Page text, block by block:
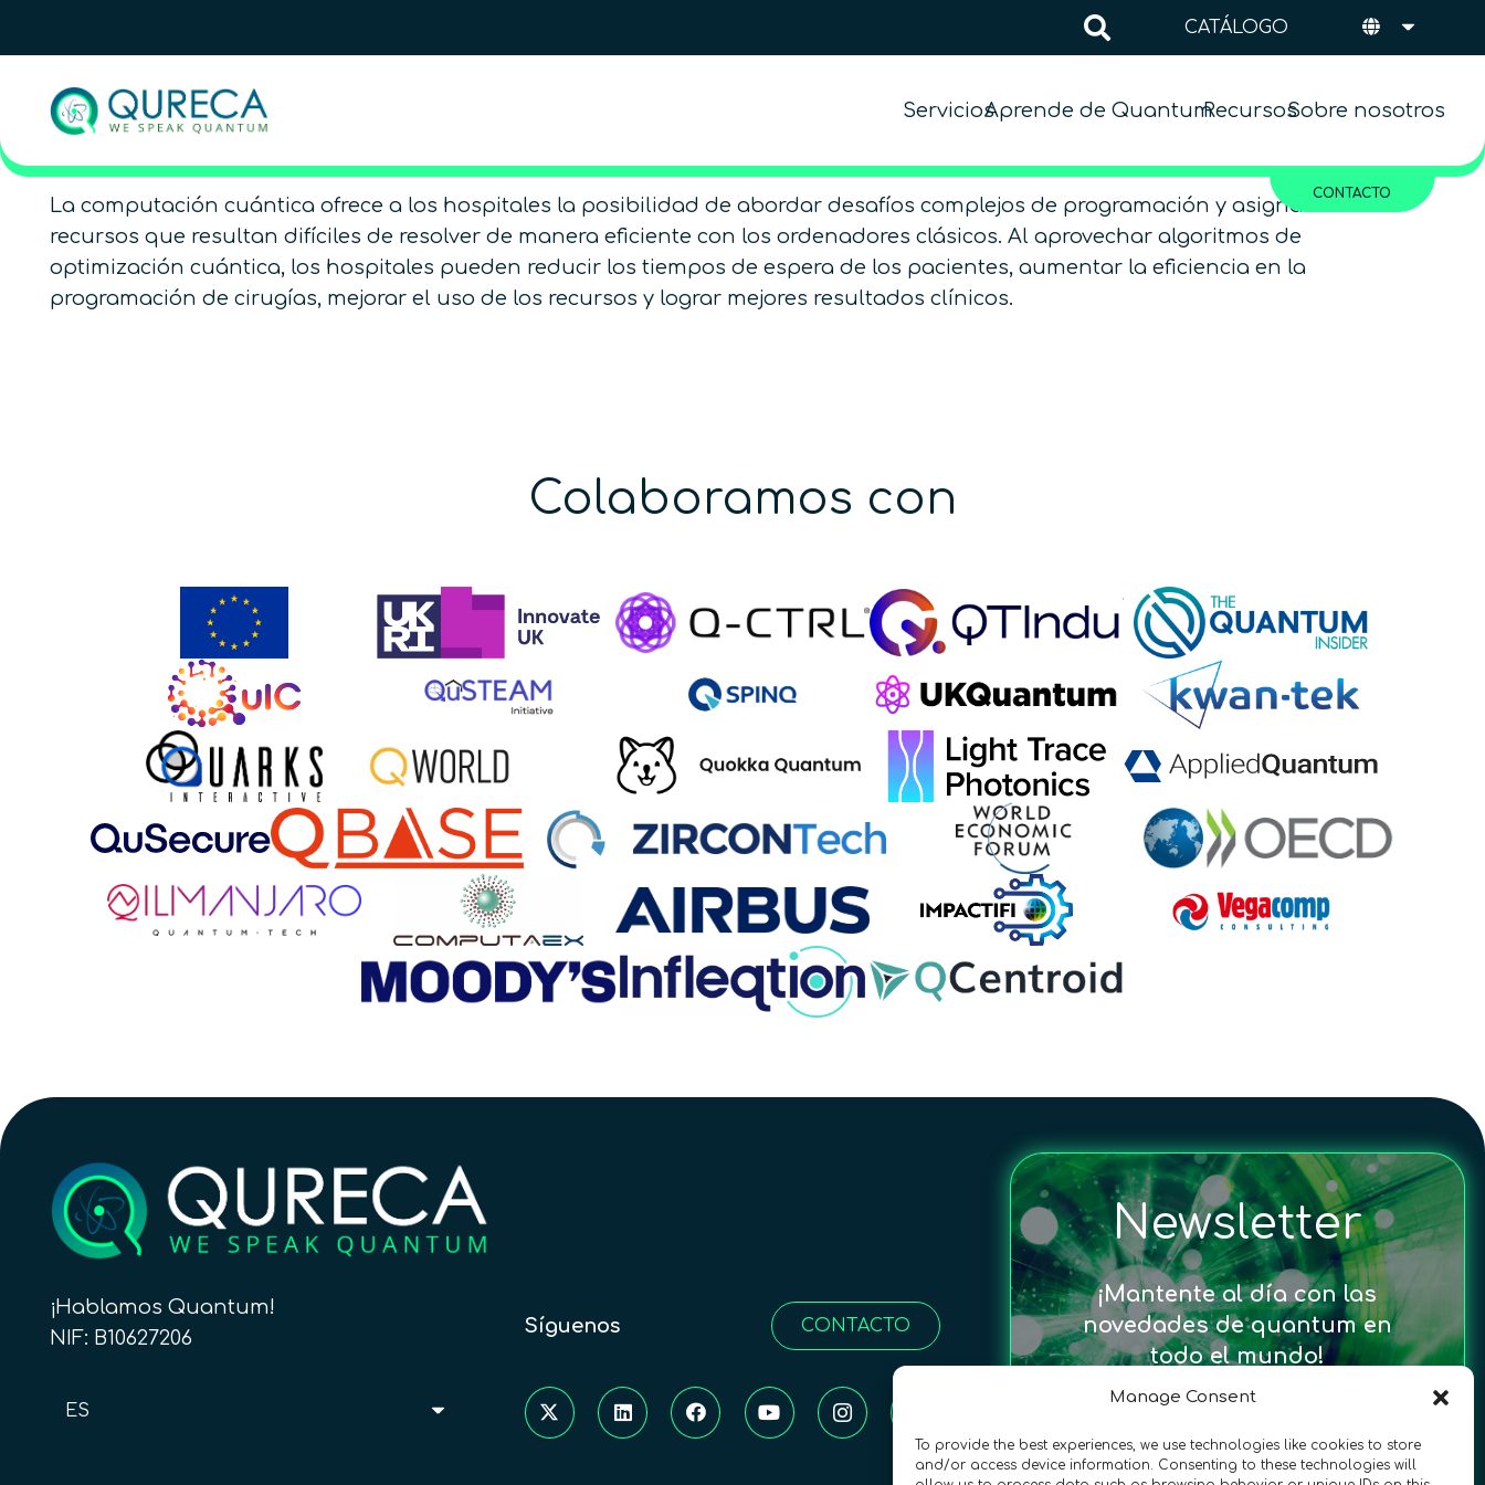
Manage Consent
To provide the best experiences, we use technologies like cookies to store
and/or access device information. Consenting to these technologies will
CATÁLOGO
ServiciosAprende de QuantumRecursosSobre nosotros
CONTACTO
La computación cuántica ofrece a los hospitales la posibilidad de abordar desafíos complejos de programación y asignación de
recursos que resultan difíciles de resolver de manera eficiente con los ordenadores clásicos. Al aprovechar algoritmos de
optimización cuántica, los hospitales pueden reducir los tiempos de espera de los pacientes, aumentar la eficiencia en la
programación de cirugías, mejorar el uso de los recursos y lograr mejores resultados clínicos.
Colaboramos con
¡Hablamos Quantum!
NIF: B10627206
ES
Síguenos CONTACTO
Newsletter
¡Mantente al día con las
novedades de quantum en
todo el mundo!